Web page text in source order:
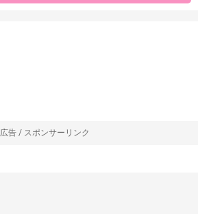
広告 / スポンサーリンク